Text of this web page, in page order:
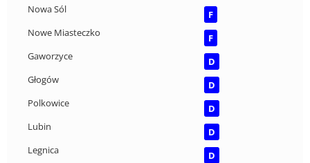
Nowa Sól
F
Nowe Miasteczko
F
Gaworzyce
D
Głogów
D
Polkowice
D
Lubin
D
Legnica
D